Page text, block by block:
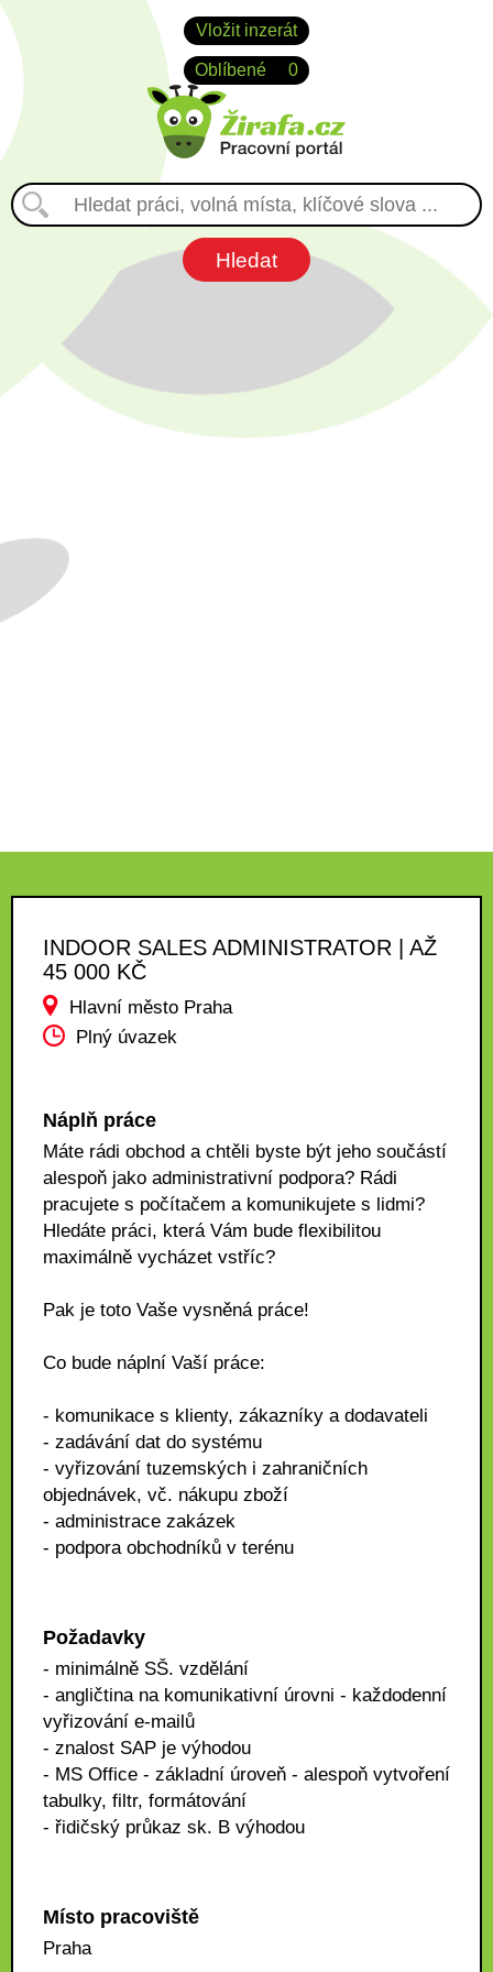
Vložit inzerát
Oblíbené 0
INDOOR SALES ADMINISTRATOR | AŽ
45 000 KČ
Hlavní město Praha
Plný úvazek
Náplň práce
Máte rádi obchod a chtěli byste být jeho součástí
alespoň jako administrativní podpora? Rádi
pracujete s počítačem a komunikujete s lidmi?
Hledáte práci, která Vám bude flexibilitou
maximálně vycházet vstříc?
Pak je toto Vaše vysněná práce!
Co bude náplní Vaší práce:
- komunikace s klienty, zákazníky a dodavateli
- zadávání dat do systému
- vyřizování tuzemských i zahraničních
objednávek, vč. nákupu zboží
- administrace zakázek
- podpora obchodníků v terénu
Požadavky
- minimálně SŠ. vzdělání
- angličtina na komunikativní úrovni - každodenní
vyřizování e-mailů
- znalost SAP je výhodou
- MS Office - základní úroveň - alespoň vytvoření
tabulky, filtr, formátování
- řidičský průkaz sk. B výhodou
Místo pracoviště
Praha